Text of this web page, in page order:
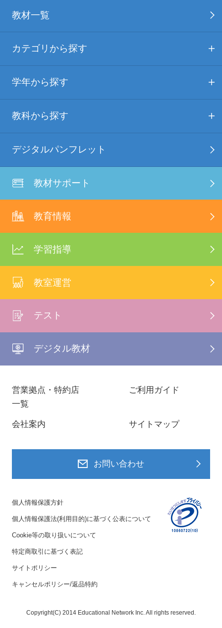
教材一覧
カテゴリから探す
学年から探す
教科から探す
デジタルパンフレット
教材サポート
教育情報
学習指導
教室運営
テスト
デジタル教材
営業拠点・特約店
一覧
ご利用ガイド
会社案内 サイトマップ
お問い合わせ
個人情報保護方針
個人情報保護法(利用目的)に基づく公表について
Cookie等の取り扱いについて
特定商取引に基づく表記
サイトポリシー
キャンセルポリシー/返品特約
Copyright(C) 2014 Educational Network Inc. All rights reserved.